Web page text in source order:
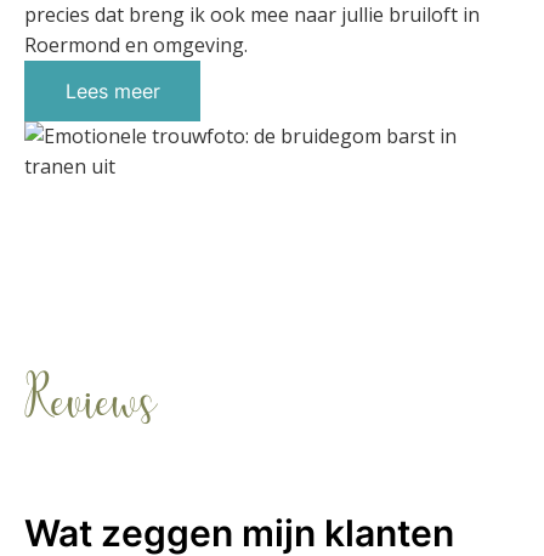
precies dat breng ik ook mee naar jullie bruiloft in
Roermond en omgeving.
Lees meer
Reviews
Wat zeggen mijn klanten